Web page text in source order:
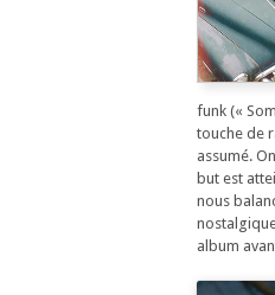
funk («
touche de
assumé.
but est
nous
album